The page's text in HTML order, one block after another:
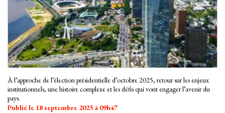
À l’approche de l’élection présidentielle d’octobre 2025, retour sur les enjeux
institutionnels, une histoire complexe et les défis qui vont engager l’avenir du
pays.
Publié le 18 septembre 2025 à 09h47